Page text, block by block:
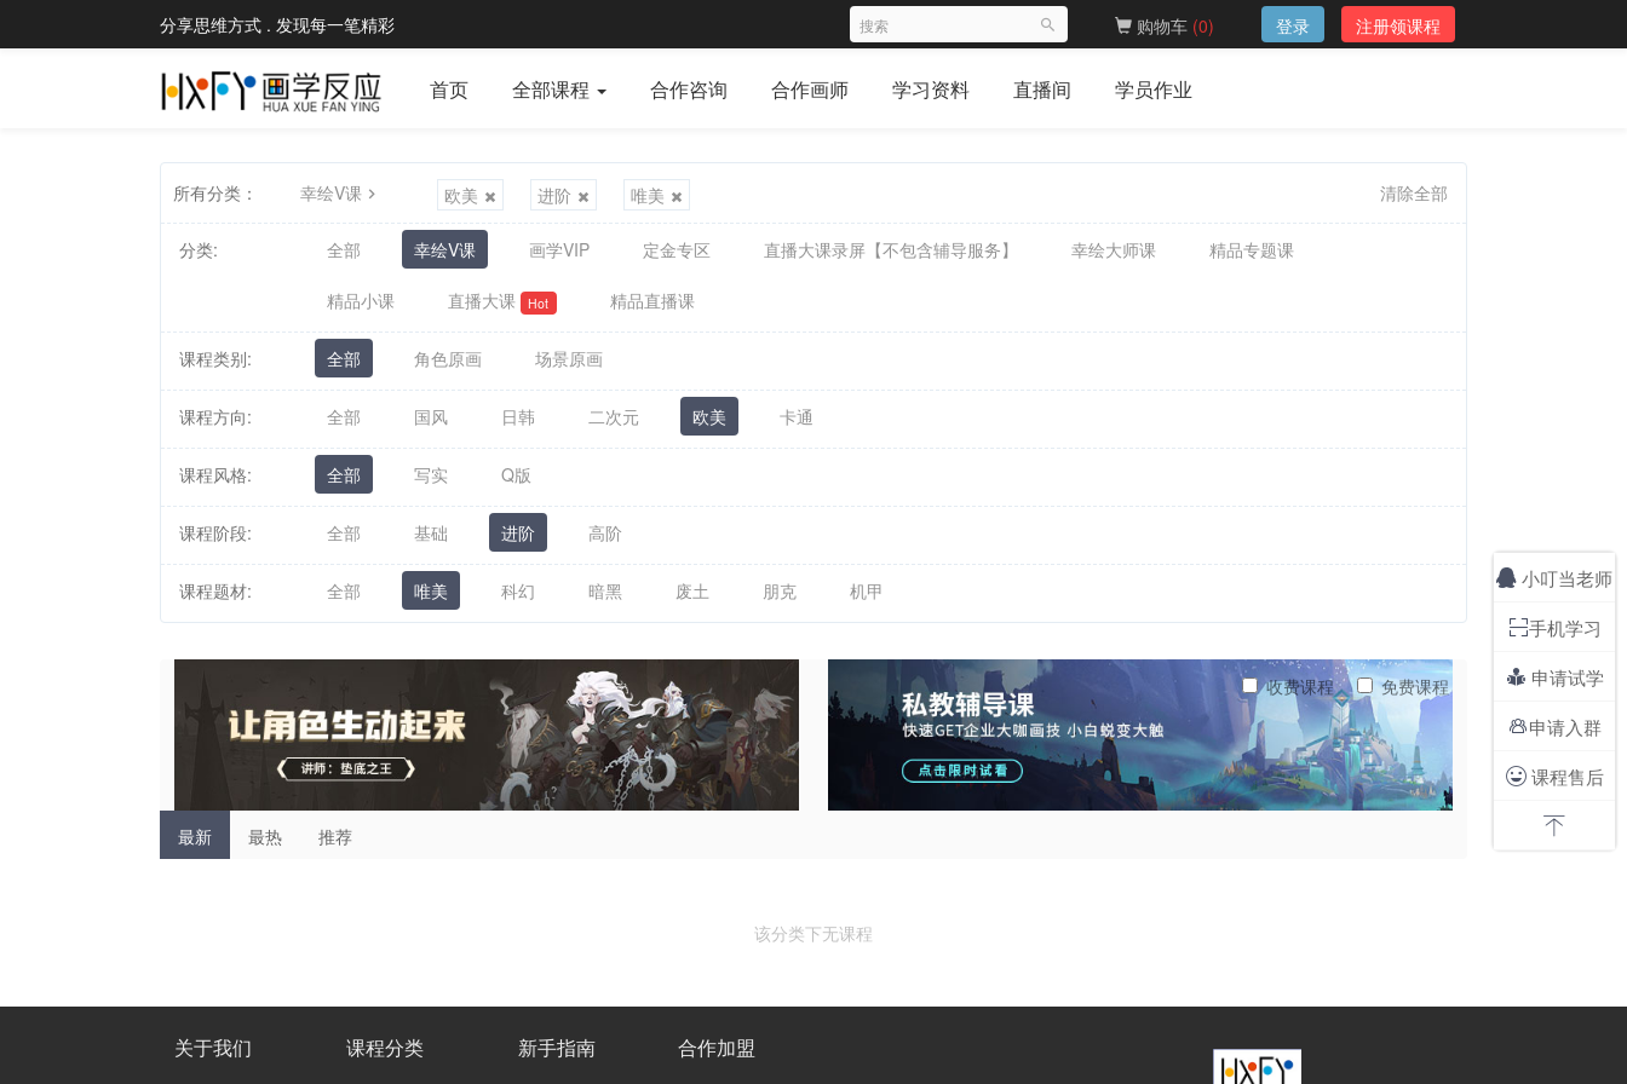
分享思维方式 . 发现每一笔精彩 购物车 (0) 登录 注册领课程
首页 全部课程 合作咨询 合作画师 学习资料 直播间 学员作业
所有分类： 幸绘V课 欧美 进阶 唯美 清除全部
分类: 全部 幸绘V课 画学VIP 定金专区 直播大课录屏【不包含辅导服务】 幸绘大师课 精品专题课
精品小课 直播大课 Hot 精品直播课
课程类别: 全部 角色原画 场景原画
课程方向: 全部 国风 日韩 二次元 欧美 卡通
课程风格: 全部 写实 Q版
课程阶段: 全部 基础 进阶 高阶
课程题材: 全部 唯美 科幻 暗黑 废土 朋克 机甲
最新 最热 推荐
收费课程 免费课程
该分类下无课程
关于我们 课程分类 新手指南 合作加盟
 小叮当老师
手机学习
 申请试学
申请入群
课程售后
